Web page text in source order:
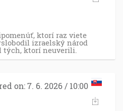
ktorí raz viete
izraelský národ
tých, ktorí neuverili.
on: 7. 6. 2026 / 10:00